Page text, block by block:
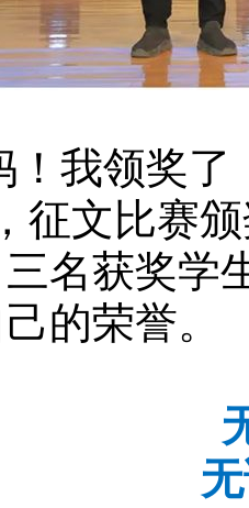
！我领奖了
征文比赛
名获奖学
的荣誉。